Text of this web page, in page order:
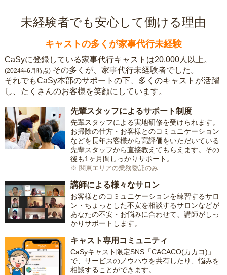
未経験者でも安心して働ける理由
キャストの多くが家事代行未経験
CaSyに登録している家事代行キャストは20,000人以上。
(2024年6月時点) その多くが、家事代行未経験者でした。
それでもCaSy本部のサポートの下、多くのキャストが活躍
し、たくさんのお客様を笑顔にしています。
先輩スタッフによるサポート制度
先輩スタッフによる実地研修を受けられます。
お掃除の仕方・お客様とのコミュニケーション
などを長年お客様から高評価をいただいている
先輩スタッフから直接教えてもらえます。その
後も1ヶ月間しっかりサポート。
※ 関東エリアの業務委託のみ
講師による様々なサロン
お客様とのコミュニケーションを練習するサロ
ン・ちょっとした不安を相談するサロンなどが
あなたの不安・お悩みに合わせて、講師がしっ
かりサポートします。
キャスト専用コミュニティ
CaSyキャスト限定SNS「CACACO(カカコ)」
で、サービスのノウハウを共有したり、悩みを
相談することができます。